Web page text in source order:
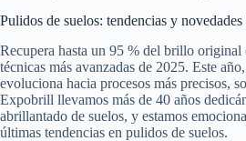
Pulidos de suelos: tendencias y
Recupera hasta un 95 % del brillo
técnicas más avanzadas de 2025. Este
evoluciona hacia procesos más precisos,
Expobrill llevamos más de 40 años
abrillantado de suelos, y estamos
últimas tendencias en pulidos de suelos.